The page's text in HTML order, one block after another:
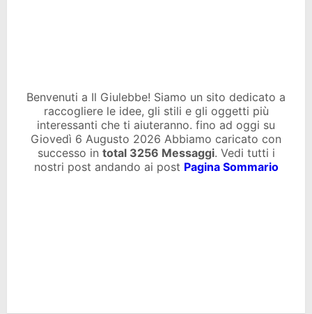
Benvenuti a Il Giulebbe! Siamo un sito dedicato a
raccogliere le idee, gli stili e gli oggetti più
interessanti che ti aiuteranno. fino ad oggi su
Giovedì 6 Augusto 2026 Abbiamo caricato con
successo in total 3256 Messaggi. Vedi tutti i
nostri post andando ai post Pagina Sommario